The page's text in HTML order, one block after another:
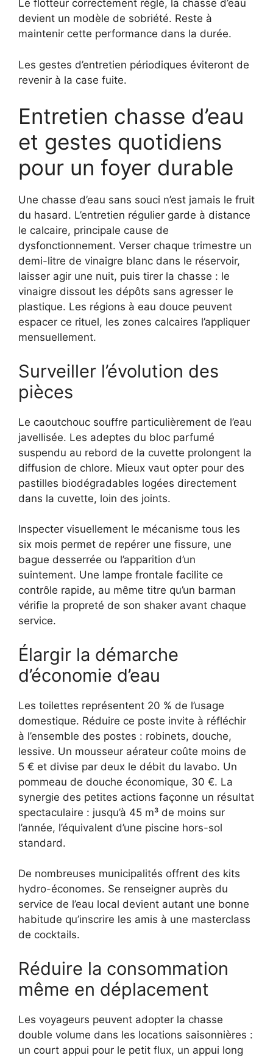
Le flotteur correctement réglé, la chasse d’eau
devient un modèle de sobriété. Reste à
maintenir cette performance dans la durée.
Les gestes d’entretien périodiques éviteront de
revenir à la case fuite.
Entretien chasse d’eau
et gestes quotidiens
pour un foyer durable
Une chasse d’eau sans souci n’est jamais le fruit
du hasard. L’entretien régulier garde à distance
le calcaire, principale cause de
dysfonctionnement. Verser chaque trimestre un
demi-litre de vinaigre blanc dans le réservoir,
laisser agir une nuit, puis tirer la chasse : le
vinaigre dissout les dépôts sans agresser le
plastique. Les régions à eau douce peuvent
espacer ce rituel, les zones calcaires l’appliquer
mensuellement.
Surveiller l’évolution des
pièces
Le caoutchouc souffre particulièrement de l’eau
javellisée. Les adeptes du bloc parfumé
suspendu au rebord de la cuvette prolongent la
diffusion de chlore. Mieux vaut opter pour des
pastilles biodégradables logées directement
dans la cuvette, loin des joints.
Inspecter visuellement le mécanisme tous les
six mois permet de repérer une fissure, une
bague desserrée ou l’apparition d’un
suintement. Une lampe frontale facilite ce
contrôle rapide, au même titre qu’un barman
vérifie la propreté de son shaker avant chaque
service.
Élargir la démarche
d’économie d’eau
Les toilettes représentent 20 % de l’usage
domestique. Réduire ce poste invite à réfléchir
à l’ensemble des postes : robinets, douche,
lessive. Un mousseur aérateur coûte moins de
5 € et divise par deux le débit du lavabo. Un
pommeau de douche économique, 30 €. La
synergie des petites actions façonne un résultat
spectaculaire : jusqu’à 45 m³ de moins sur
l’année, l’équivalent d’une piscine hors-sol
standard.
De nombreuses municipalités offrent des kits
hydro-économes. Se renseigner auprès du
service de l’eau local devient autant une bonne
habitude qu’inscrire les amis à une masterclass
de cocktails.
Réduire la consommation
même en déplacement
Les voyageurs peuvent adopter la chasse
double volume dans les locations saisonnières :
un court appui pour le petit flux, un appui long